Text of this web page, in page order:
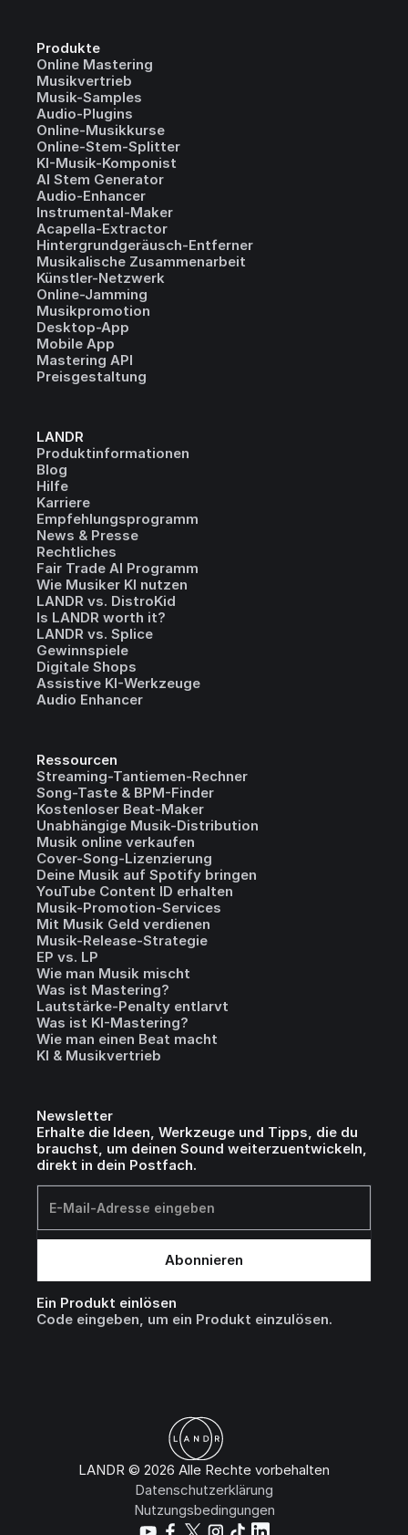
Produkte
Online Mastering
Musikvertrieb
Musik-Samples
Audio-Plugins
Online-Musikkurse
Online-Stem-Splitter
KI-Musik-Komponist
AI Stem Generator
Audio-Enhancer
Instrumental-Maker
Acapella-Extractor
Hintergrundgeräusch-Entferner
Musikalische Zusammenarbeit
Künstler-Netzwerk
Online-Jamming
Musikpromotion
Desktop-App
Mobile App
Mastering API
Preisgestaltung
LANDR
Produktinformationen
Blog
Hilfe
Karriere
Empfehlungsprogramm
News & Presse
Rechtliches
Fair Trade AI Programm
Wie Musiker KI nutzen
LANDR vs. DistroKid
Is LANDR worth it?
LANDR vs. Splice
Gewinnspiele
Digitale Shops
Assistive KI-Werkzeuge
Audio Enhancer
Ressourcen
Streaming-Tantiemen-Rechner
Song-Taste & BPM-Finder
Kostenloser Beat-Maker
Unabhängige Musik-Distribution
Musik online verkaufen
Cover-Song-Lizenzierung
Deine Musik auf Spotify bringen
YouTube Content ID erhalten
Musik-Promotion-Services
Mit Musik Geld verdienen
Musik-Release-Strategie
EP vs. LP
Wie man Musik mischt
Was ist Mastering?
Lautstärke-Penalty entlarvt
Was ist KI-Mastering?
Wie man einen Beat macht
KI & Musikvertrieb
Newsletter
Erhalte die Ideen, Werkzeuge und Tipps, die du
brauchst, um deinen Sound weiterzuentwickeln,
direkt in dein Postfach.
Ein Produkt einlösen
Code eingeben, um ein Produkt einzulösen.
LANDR © 2026 Alle Rechte vorbehalten
Datenschutzerklärung
Nutzungsbedingungen